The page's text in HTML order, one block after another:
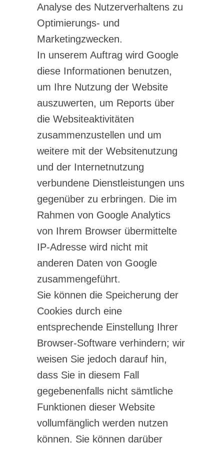
Analyse des Nutzerverhaltens zu
Optimierungs- und
Marketingzwecken.
In unserem Auftrag wird Google
diese Informationen benutzen,
um Ihre Nutzung der Website
auszuwerten, um Reports über
die Websiteaktivitäten
zusammenzustellen und um
weitere mit der Websitenutzung
und der Internetnutzung
verbundene Dienstleistungen uns
gegenüber zu erbringen. Die im
Rahmen von Google Analytics
von Ihrem Browser übermittelte
IP-Adresse wird nicht mit
anderen Daten von Google
zusammengeführt.
Sie können die Speicherung der
Cookies durch eine
entsprechende Einstellung Ihrer
Browser-Software verhindern; wir
weisen Sie jedoch darauf hin,
dass Sie in diesem Fall
gegebenenfalls nicht sämtliche
Funktionen dieser Website
vollumfänglich werden nutzen
können. Sie können darüber